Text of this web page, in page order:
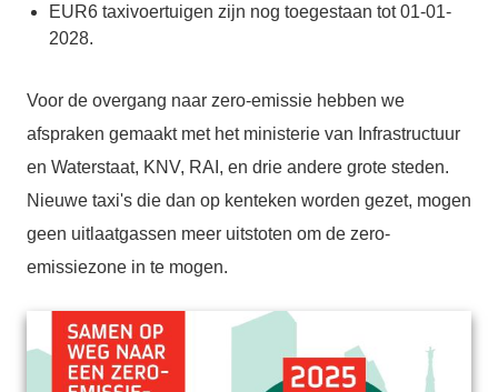
EUR6 taxivoertuigen zijn nog toegestaan tot 01-01-
2028.
Voor de overgang naar zero-emissie hebben we
afspraken gemaakt met het ministerie van Infrastructuur
en Waterstaat, KNV, RAI, en drie andere grote steden.
Nieuwe taxi's die dan op kenteken worden gezet, mogen
geen uitlaatgassen meer uitstoten om de zero-
emissiezone in te mogen.